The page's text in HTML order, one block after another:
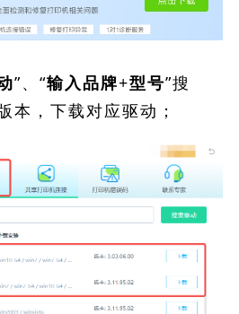
”、“输入品牌+型号”搜
本，下载对应驱动；